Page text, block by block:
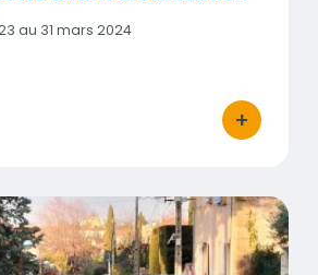
au 31 mars 2024
+
bouton
scolaire à la circulation automobile,